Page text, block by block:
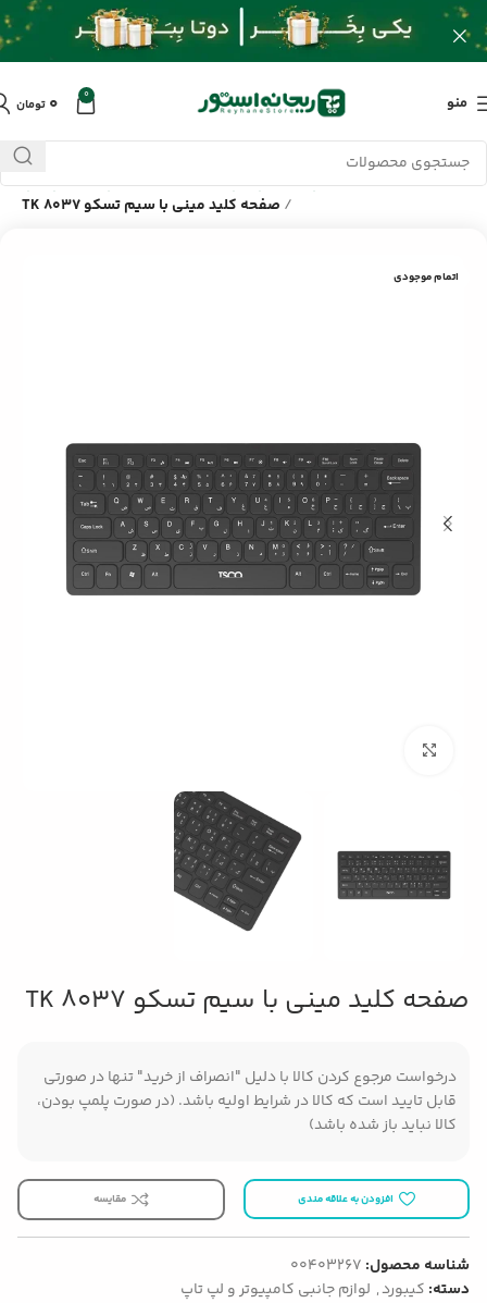
منو 0 ۰ تومان
خانه/محصولات/کامپیوتر و لپ تاپ/لوازم جانبی کامپیوتر و لپ تاپ
/ صفحه کلید مینی با سیم تسکو TK 8037
اتمام موجودی
صفحه کلید مینی با سیم تسکو TK 8037
درخواست مرجوع کردن کالا با دلیل "انصراف از خرید" تنها در صورتی
قابل تایید است که کالا در شرایط اولیه باشد. (در صورت پلمپ بودن،
کالا نباید باز شده باشد)
افزودن به علاقه مندی مقایسه
شناسه محصول: 00403267
دسته: کیبورد, لوازم جانبی کامپیوتر و لپ تاپ